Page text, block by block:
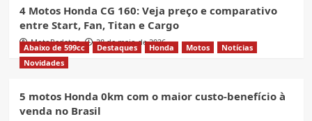
4 Motos Honda CG 160: Veja preço e comparativo
entre Start, Fan, Titan e Cargo
MotoRedator 28 de maio de 2026
Abaixo de 599cc Destaques Honda Motos
Notícias
Novidades
5 motos Honda 0km com o maior custo-benefício à
venda no Brasil